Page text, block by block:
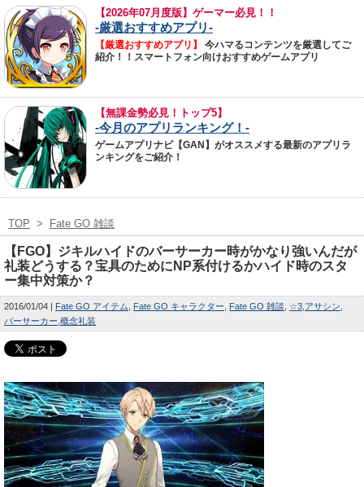
【2026年07月度版】ゲーマー必見！！
-厳選おすすめアプリ-
【厳選おすすめアプリ】
今ハマるコンテンツを厳選してご
紹介！！スマートフォン向けおすすめゲームアプリ
【無課金勢必見！トップ5】
-今月のアプリランキング！-
ゲームアプリナビ【GAN】がオススメする最新のアプリラ
ンキングをご紹介！
TOP > Fate GO 雑談
【FGO】ジキルハイドのバーサーカー時がかなり強いんだが
礼装どうする？宝具のためにNP系付けるかハイド時のスタ
ー集中対策か？
2016/01/04 Fate GO アイテム Fate GO キャラクター Fate GO 雑談 ☆3 アサシン
バーサーカー 概念礼装